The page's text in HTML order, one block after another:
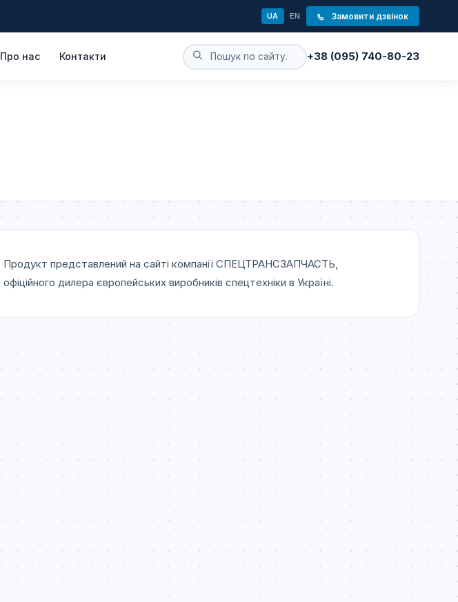
UA EN Замовити дзвінок
Про нас Контакти +38 (095) 740-80-23
Продукт представлений на сайті компанії СПЕЦТРАНСЗАПЧАСТЬ,
офіційного дилера європейських виробників спецтехніки в Україні.